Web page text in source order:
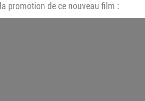
promotion de ce nouveau film :